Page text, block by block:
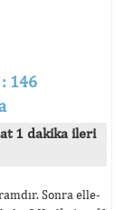
: 146
1 dakika ileri
Sonra elle-